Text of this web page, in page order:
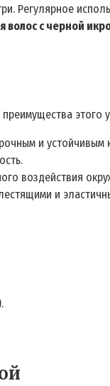
Регулярное
волос с черной
этого
и устойчивым
воздействия
и